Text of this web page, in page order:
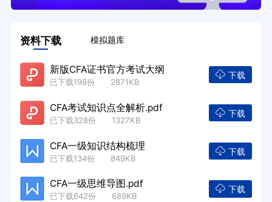
资料下载 模拟题库
新版CFA证书官方考试大纲
已下载198份 2871KB
下载
CFA考试知识点全解析.pdf
已下载328份 1327KB
下载
CFA一级知识结构梳理
已下载134份 849KB
下载
CFA一级思维导图.pdf
已下载642份 689KB
下载